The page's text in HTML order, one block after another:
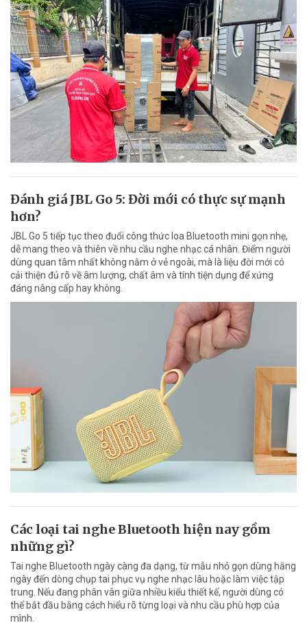
Đánh giá JBL Go 5: Đời mới có thực sự mạnh
hơn?
JBL Go 5 tiếp tục theo đuổi công thức loa Bluetooth mini gọn nhẹ,
dễ mang theo và thiên về nhu cầu nghe nhạc cá nhân. Điểm người
dùng quan tâm nhất không nằm ở vẻ ngoài, mà là liệu đời mới có
cải thiện đủ rõ về âm lượng, chất âm và tính tiện dụng để xứng
đáng nâng cấp hay không.
Các loại tai nghe Bluetooth hiện nay gồm
những gì?
Tai nghe Bluetooth ngày càng đa dạng, từ mẫu nhỏ gọn dùng hằng
ngày đến dòng chụp tai phục vụ nghe nhạc lâu hoặc làm việc tập
trung. Nếu đang phân vân giữa nhiều kiểu thiết kế, người dùng có
thể bắt đầu bằng cách hiểu rõ từng loại và nhu cầu phù hợp của
mình.